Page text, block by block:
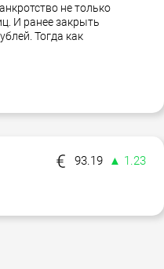
не только
И ранее закрыть
Тогда как
93.19
▲ 1.23